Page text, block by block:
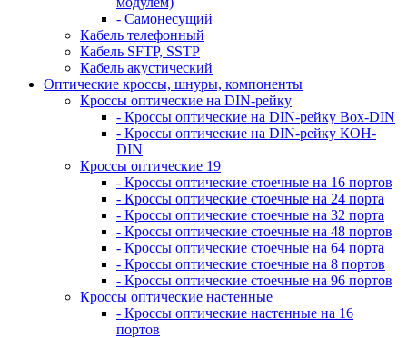
- Самонесущий
Кабель телефонный
Кабель SFTP, SSTP
Кабель акустический
Оптические кроссы, шнуры, компоненты
Кроссы оптические на DIN-рейку
- Кроссы оптические на DIN-рейку Box-DIN
- Кроссы оптические на DIN-рейку КОН-
DIN
Кроссы оптические 19
- Кроссы оптические стоечные на 16 портов
- Кроссы оптические стоечные на 24 порта
- Кроссы оптические стоечные на 32 порта
- Кроссы оптические стоечные на 48 портов
- Кроссы оптические стоечные на 64 порта
- Кроссы оптические стоечные на 8 портов
- Кроссы оптические стоечные на 96 портов
Кроссы оптические настенные
- Кроссы оптические настенные на 16
портов